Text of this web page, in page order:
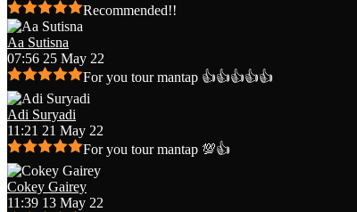
Recommended!!
Aa Sutisna
07:56 25 May 22
For you tour mantap 👍👍👍👍👍
Adi Suryadi
11:21 21 May 22
For you tour mantap 💯👍
Cokey Gairey
11:39 13 May 22